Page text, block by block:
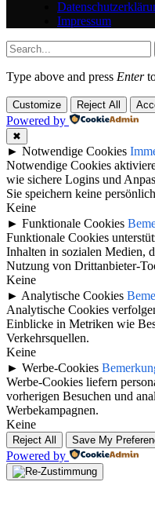
Impressum
Type above and press Enter
Customize Reject All
Powered by
✖
► Notwendige Cookies
Notwendige Cookies
wie sichere Logins und
Sie speichern keine
Keine
► Funktionale Cookies
Funktionale Cookies
Inhalten in sozialen Medien,
Nutzung von Drittanbieter-
Keine
► Analytische Cookies
Analytische Cookies
Einblicke in Metriken wie
Verkehrsquellen.
Keine
► Werbe-Cookies
Werbe-Cookies liefern
vorherigen Besuchen und
Werbekampagnen.
Keine
Reject All Save My
Powered by